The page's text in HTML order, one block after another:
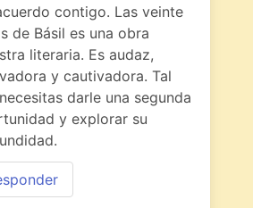
contigo. Las veinte
de Básil es una obra
literaria. Es audaz,
y cautivadora. Tal
darle una segunda
y explorar su